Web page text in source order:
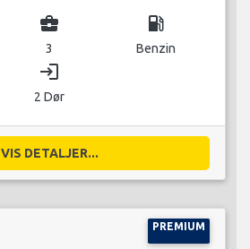
business_center
3
local_gas_station
Benzin
login
2 Dør
VIS DETALJER...
PREMIUM